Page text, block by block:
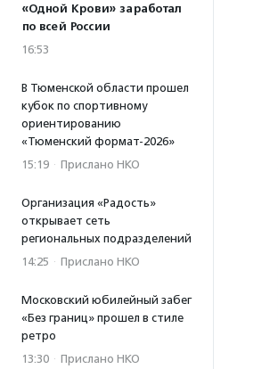
«Одной Крови» заработал
по всей России
16:53
В Тюменской области прошел
кубок по спортивному
ориентированию
«Тюменский формат-2026»
15:19 · Прислано НКО
Организация «Радость»
открывает сеть
региональных подразделений
14:25 · Прислано НКО
Московский юбилейный забег
«Без границ» прошел в стиле
ретро
13:30 · Прислано НКО